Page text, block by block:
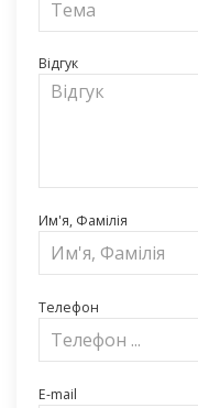
Відгук
Им'я, Фамілія
Телефон
E-mail